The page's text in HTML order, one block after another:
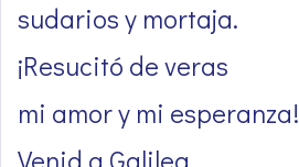
sudarios y mortaja.
¡Resucitó de veras
mi amor y mi esperanza!
Venid a Galilea,